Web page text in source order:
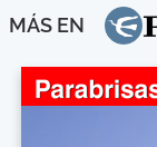
MÁS EN